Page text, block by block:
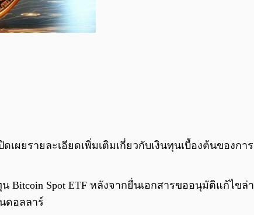
ผยรายละเอียดเพิ่มเติมเกี่ยวกับเงินทุนเบื้องต้นของก
Spot ETF หลังจากยื่นเอกสารขออนุมัติแก้ไข
ดอลลาร์